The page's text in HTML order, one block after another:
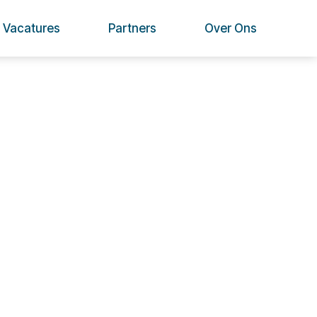
Vacatures Partners Over Ons